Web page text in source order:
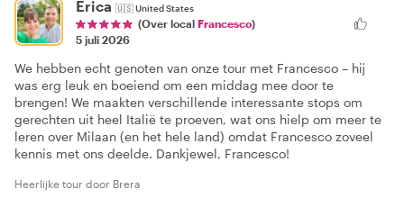
Erica 🇺🇸United States
(Over local Francesco)
5 juli 2026
We hebben echt genoten van onze tour met Francesco – hij
was erg leuk en boeiend om een middag mee door te
brengen! We maakten verschillende interessante stops om
gerechten uit heel Italië te proeven, wat ons hielp om meer te
leren over Milaan (en het hele land) omdat Francesco zoveel
kennis met ons deelde. Dankjewel, Francesco!
Heerlijke tour door Brera